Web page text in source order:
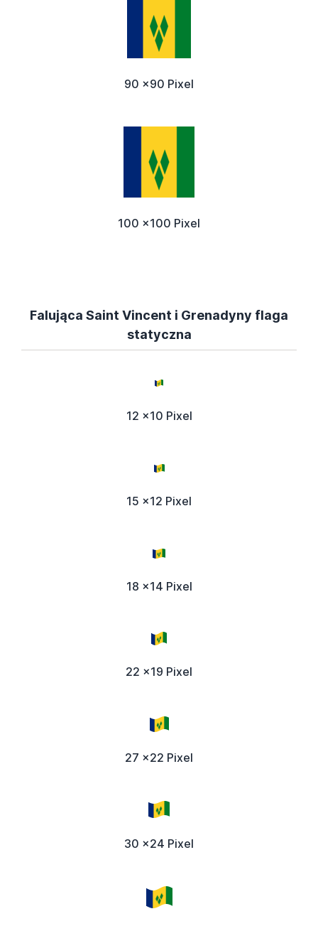
90 x90 Pixel
100 x100 Pixel
Falująca Saint Vincent i Grenadyny flaga
statyczna
12 x10 Pixel
15 x12 Pixel
18 x14 Pixel
22 x19 Pixel
27 x22 Pixel
30 x24 Pixel